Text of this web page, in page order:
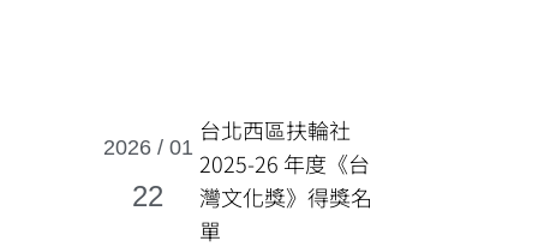
2026 / 01
22
台北西區扶輪社
2025-26 年度《台
灣文化獎》得獎名
單
面 面 面 面